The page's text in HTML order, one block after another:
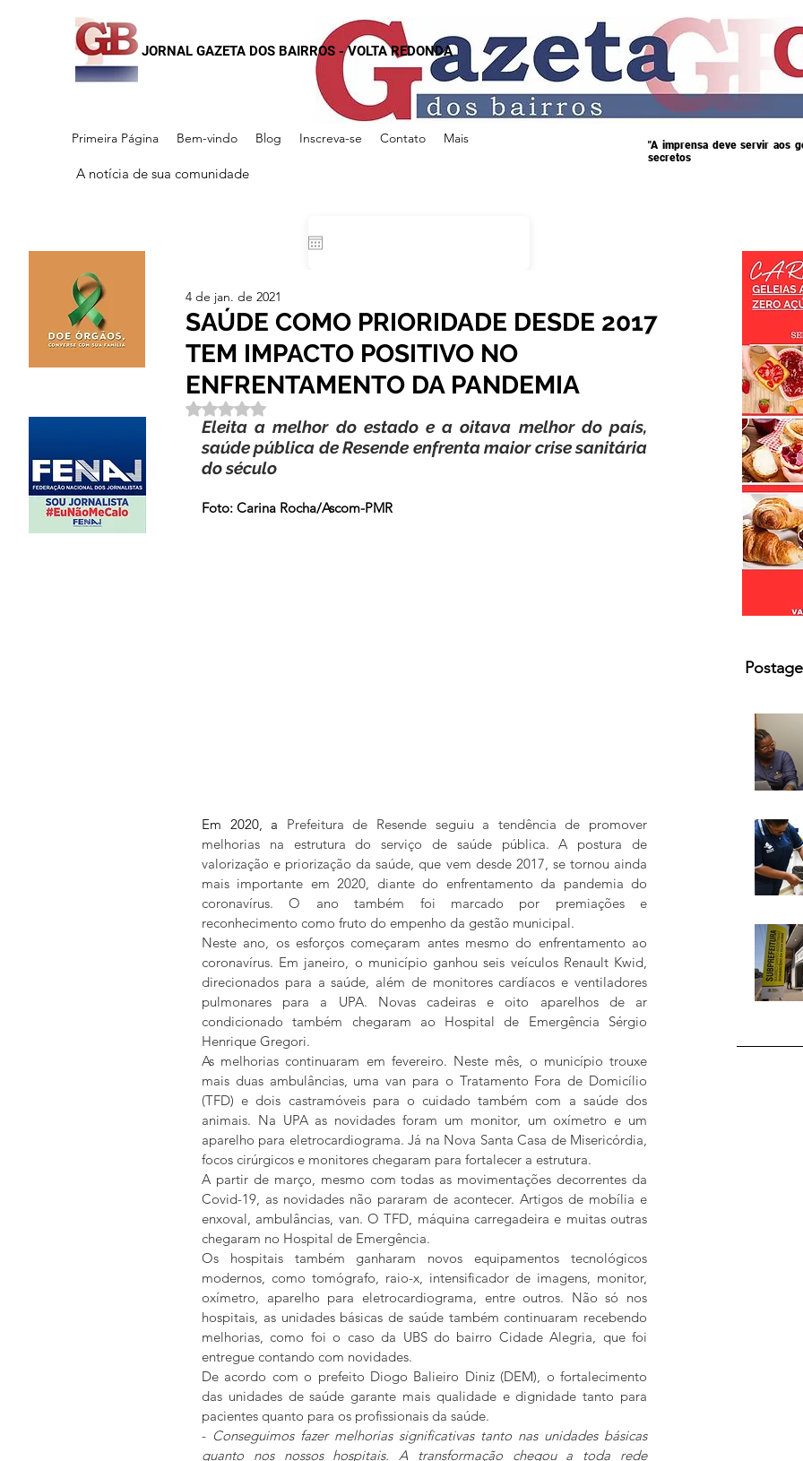
JORNAL GAZETA DOS BAIRROS - VOLTA REDONDA
Primeira Página Bem-vindo Blog Inscreva-se Contato Mais
A notícia de sua comunidade
"A imprensa deve servir aos
secretos
SAÚDE COMO PRIORIDADE DESDE 2017
TEM IMPACTO POSITIVO NO
ENFRENTAMENTO DA PANDEMIA
4 de jan. de 2021
Avaliado com NaN de 5 estrelas.
Eleita a melhor do estado e a oitava melhor do país,
saúde pública de Resende enfrenta maior crise sanitária
do século
Foto: Carina Rocha/Ascom-PMR
Em 2020, a Prefeitura de Resende seguiu a tendência de promover
melhorias na estrutura do serviço de saúde pública. A postura de
valorização e priorização da saúde, que vem desde 2017, se tornou ainda
mais importante em 2020, diante do enfrentamento da pandemia do
coronavírus. O ano também foi marcado por premiações e
reconhecimento como fruto do empenho da gestão municipal.
Neste ano, os esforços começaram antes mesmo do enfrentamento ao
coronavírus. Em janeiro, o município ganhou seis veículos Renault Kwid,
direcionados para a saúde, além de monitores cardíacos e ventiladores
pulmonares para a UPA. Novas cadeiras e oito aparelhos de ar
condicionado também chegaram ao Hospital de Emergência Sérgio
Henrique Gregori.
As melhorias continuaram em fevereiro. Neste mês, o município trouxe
mais duas ambulâncias, uma van para o Tratamento Fora de Domicílio
(TFD) e dois castramóveis para o cuidado também com a saúde dos
animais. Na UPA as novidades foram um monitor, um oxímetro e um
aparelho para eletrocardiograma. Já na Nova Santa Casa de Misericórdia,
focos cirúrgicos e monitores chegaram para fortalecer a estrutura.
A partir de março, mesmo com todas as movimentações decorrentes da
Covid-19, as novidades não pararam de acontecer. Artigos de mobília e
enxoval, ambulâncias, van. O TFD, máquina carregadeira e muitas outras
chegaram no Hospital de Emergência.
Os hospitais também ganharam novos equipamentos tecnológicos
modernos, como tomógrafo, raio-x, intensificador de imagens, monitor,
oxímetro, aparelho para eletrocardiograma, entre outros. Não só nos
hospitais, as unidades básicas de saúde também continuaram recebendo
melhorias, como foi o caso da UBS do bairro Cidade Alegria, que foi
entregue contando com novidades.
De acordo com o prefeito Diogo Balieiro Diniz (DEM), o fortalecimento
das unidades de saúde garante mais qualidade e dignidade tanto para
pacientes quanto para os profissionais da saúde.
- Conseguimos fazer melhorias significativas tanto nas unidades básicas
quanto nos nossos hospitais. A transformação chegou a toda rede